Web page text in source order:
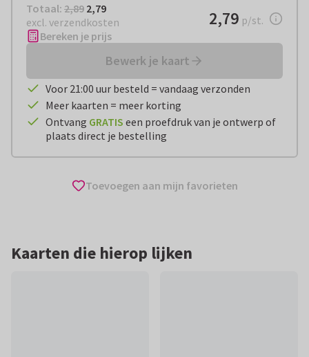
Totaal: € 2,79
Totaal: 2,89 2,79
excl. verzendkosten
€ 2,79per stuk
2,79 p/st.
Bereken je prijs
Bewerk je kaart
Voor 21:00 uur besteld = vandaag verzonden
Meer kaarten = meer korting
Ontvang GRATIS een proefdruk van je ontwerp of
plaats direct je bestelling
Toevoegen aan mijn favorieten
Kaarten die hierop lijken